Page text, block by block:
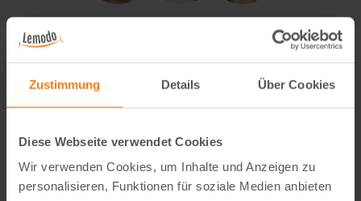
Zustimmung Details Über Cookies
Diese Webseite verwendet Cookies
Wir verwenden Cookies, um Inhalte und Anzeigen zu
personalisieren, Funktionen für soziale Medien anbieten